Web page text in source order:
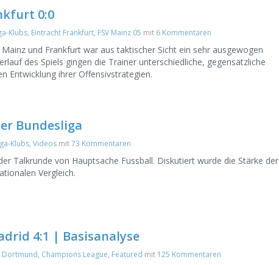
0:0
Klubs, Eintracht Frankfurt, FSV Mainz 05 mit 6 Kommentaren
und Frankfurt war aus taktischer Sicht ein sehr ausgewogen
des Spiels gingen die Trainer unterschiedliche, gegensätzliche
Entwicklung ihrer Offensivstrategien.
Bundesliga
Klubs, Videos mit73 Kommentaren
Talkrunde von Hauptsache Fussball. Diskutiert wurde die Stärke der
Vergleich.
4:1 | Basisanalyse
Dortmund, Champions League, Featured mit 125 Kommentaren